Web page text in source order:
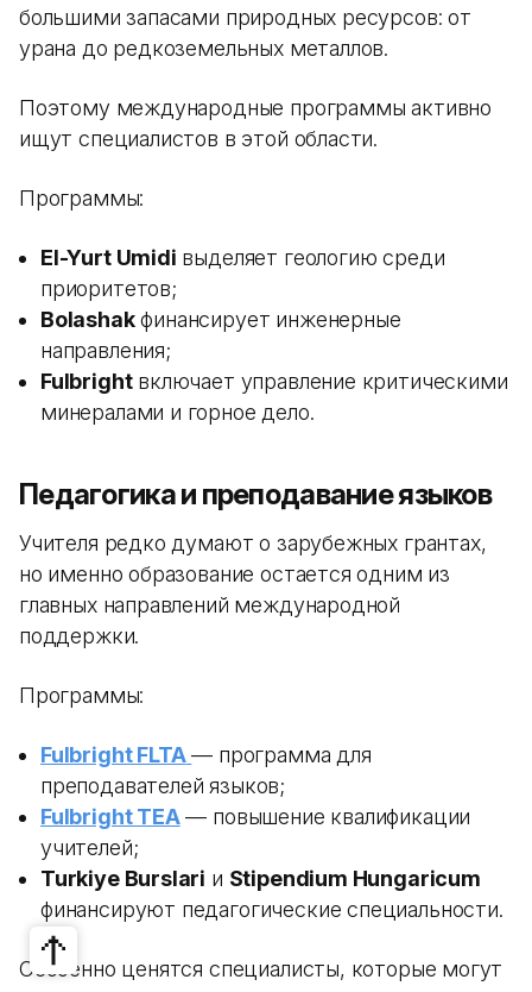
большими запасами природных ресурсов: от
урана до редкоземельных металлов.
Поэтому международные программы активно
ищут специалистов в этой области.
Программы:
El-Yurt Umidi выделяет геологию среди
приоритетов;
Bolashakфинансирует инженерные
направления;
Fulbrightвключает управление критическими
минералами и горное дело.
Педагогика и преподавание языков
Учителя редко думают о зарубежных грантах,
но именно образование остается одним из
главных направлений международной
поддержки.
Программы:
Fulbright FLTA — программа для
преподавателей языков;
Fulbright TEA— повышение квалификации
учителей;
Turkiye Burslari и Stipendium Hungaricum
финансируют педагогические специальности.
Особенно ценятся специалисты, которые могут